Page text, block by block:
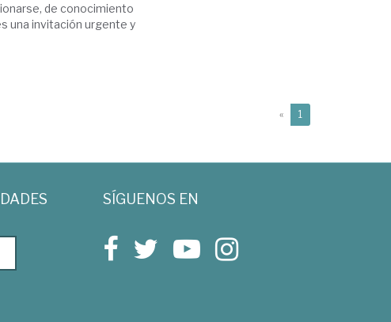
de conocimiento
una invitación urgente y
« 1
SÍGUENOS EN